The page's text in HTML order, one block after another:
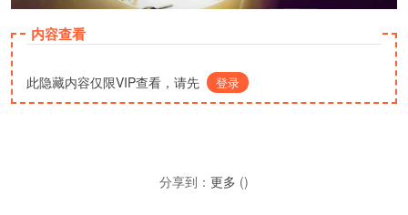
内容查看
此隐藏内容仅限VIP查看，请先 登录
分享到： 更多 ()